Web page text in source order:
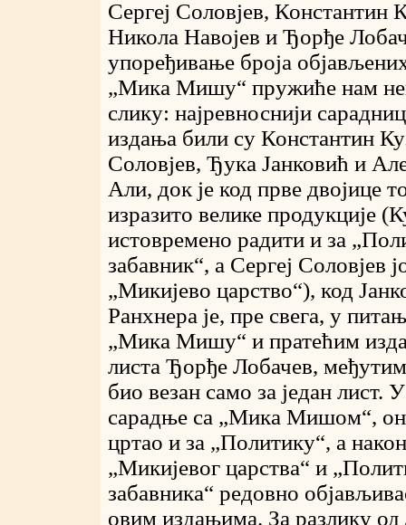
Сергеј Соловјев, Константин
Никола Навојев и Ђорђе
упоређивање броја
„Мика Мишу“ пружиће нам
слику: најревноснији
издања били су Константин
Соловјев, Ђука Јанковић и
Али, док је код прве двојице
изразито велике продукције
истовремено радити и за
забавник“, а Сергеј Соловјев
„Микијево царство“), код
Ранхнера је, пре свега, у
„Мика Мишу“ и пратећим
листа Ђорђе Лобачев,
био везан само за један лист.
сарадње са „Мика Мишом“, он
цртао и за „Политику“, а
„Микијевог царства“ и
забавника“ редовно
овим издањима. За разлику од